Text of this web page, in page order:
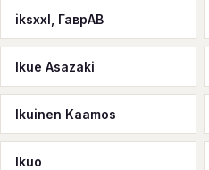
iksxxl, ГаврАВ
Ikue Asazaki
Ikuinen Kaamos
Ikuo